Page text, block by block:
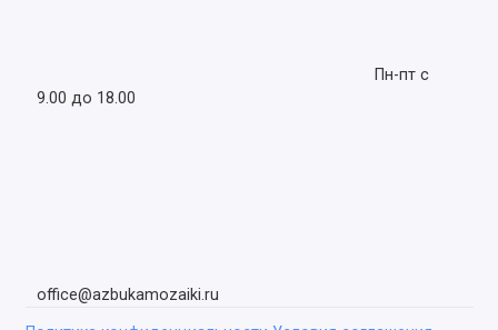
Пн-пт с
9.00 до 18.00
office@azbukamozaiki.ru